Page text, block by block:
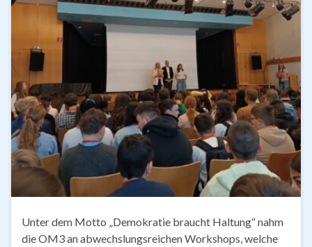
Unter dem Motto „Demokratie braucht Haltung“ nahm
die OM3 an abwechslungsreichen Workshops, welche